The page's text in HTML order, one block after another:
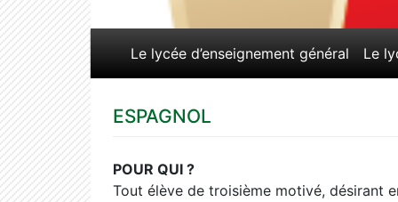
Le lycée d’enseignement général Le
ESPAGNOL
POUR QUI ?
Tout élève de troisième motivé, désirant